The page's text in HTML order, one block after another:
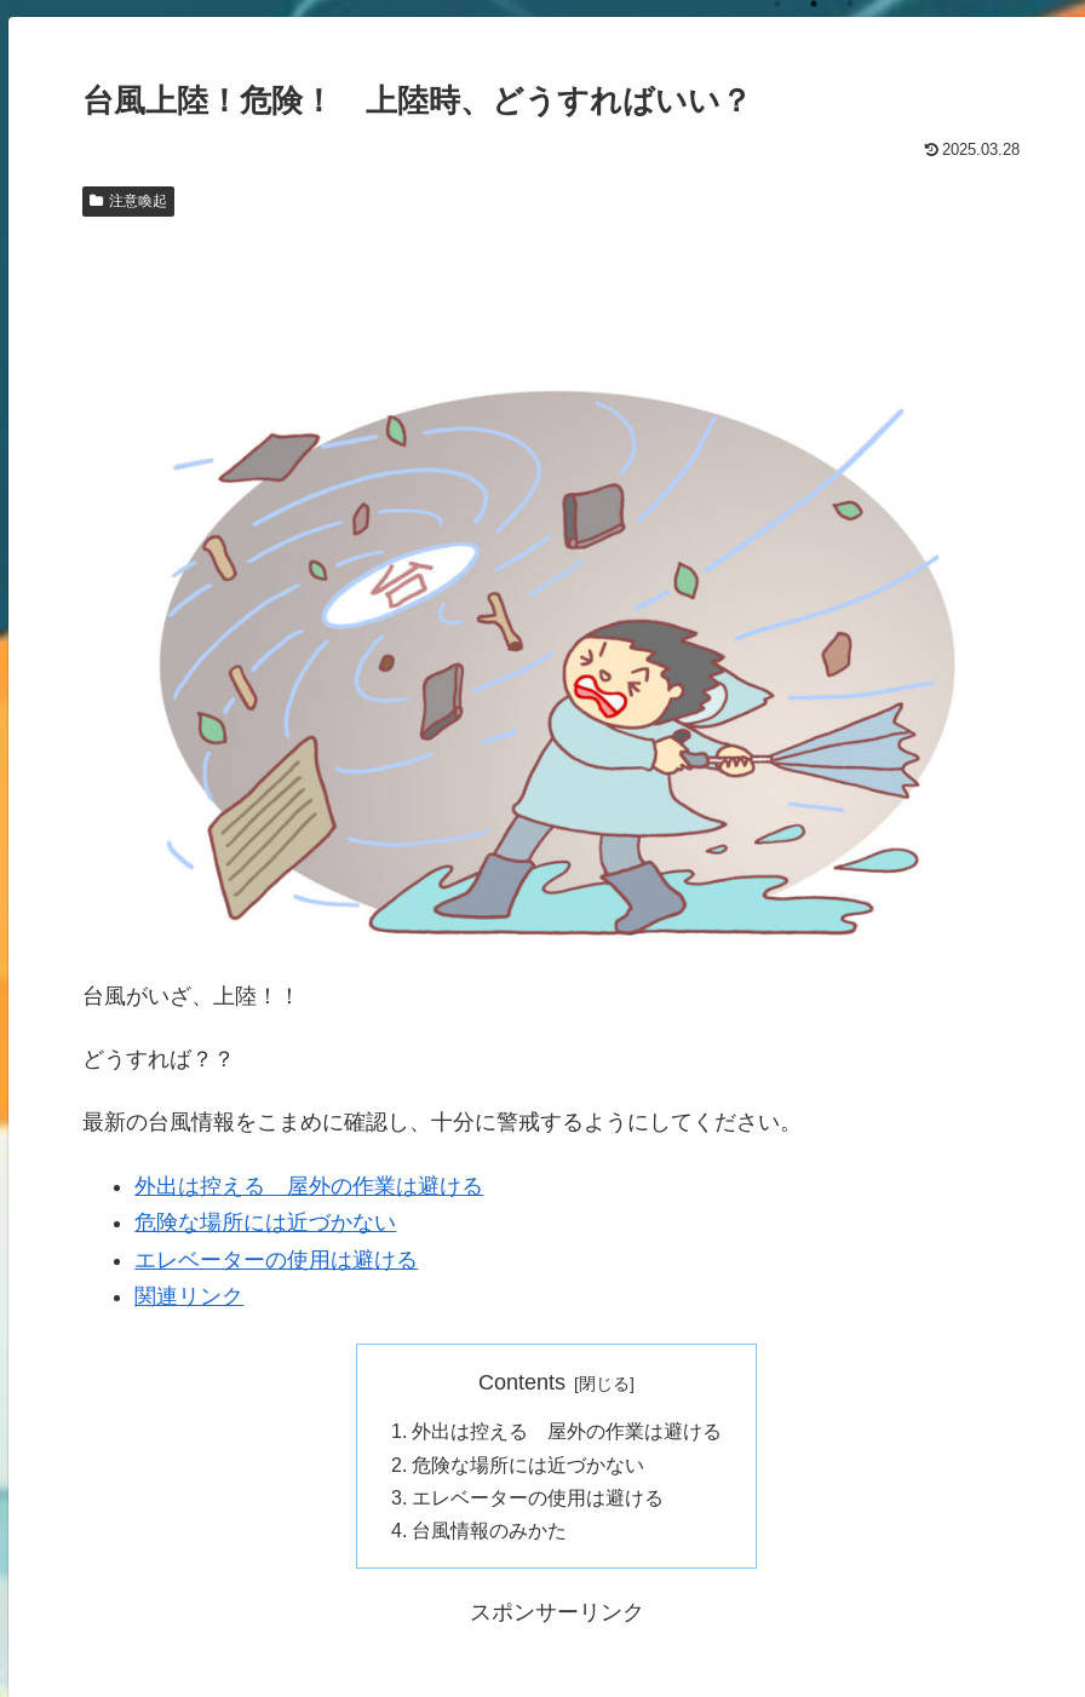
台風上陸！危険！ 上陸時、どうすればいい？
2025.03.28
注意喚起
台風がいざ、上陸！！
どうすれば？？
最新の台風情報をこまめに確認し、十分に警戒するようにしてください。
外出は控える 屋外の作業は避ける
危険な場所には近づかない
エレベーターの使用は避ける
関連リンク
Contents
外出は控える 屋外の作業は避ける
危険な場所には近づかない
エレベーターの使用は避ける
台風情報のみかた
スポンサーリンク